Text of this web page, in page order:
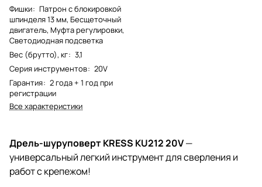
Фишки: Патрон с блокировкой
шпинделя 13 мм, Бесщеточный
двигатель, Муфта регулировки,
Светодиодная подсветка
Вес (брутто), кг: 3,1
Серия инструментов: 20V
Гарантия: 2 года + 1 год при
регистрации
Все характеристики
Дрель-шуруповерт KRESS KU212 20V—
универсальный легкий инструмент для сверления и
работ с крепежом!